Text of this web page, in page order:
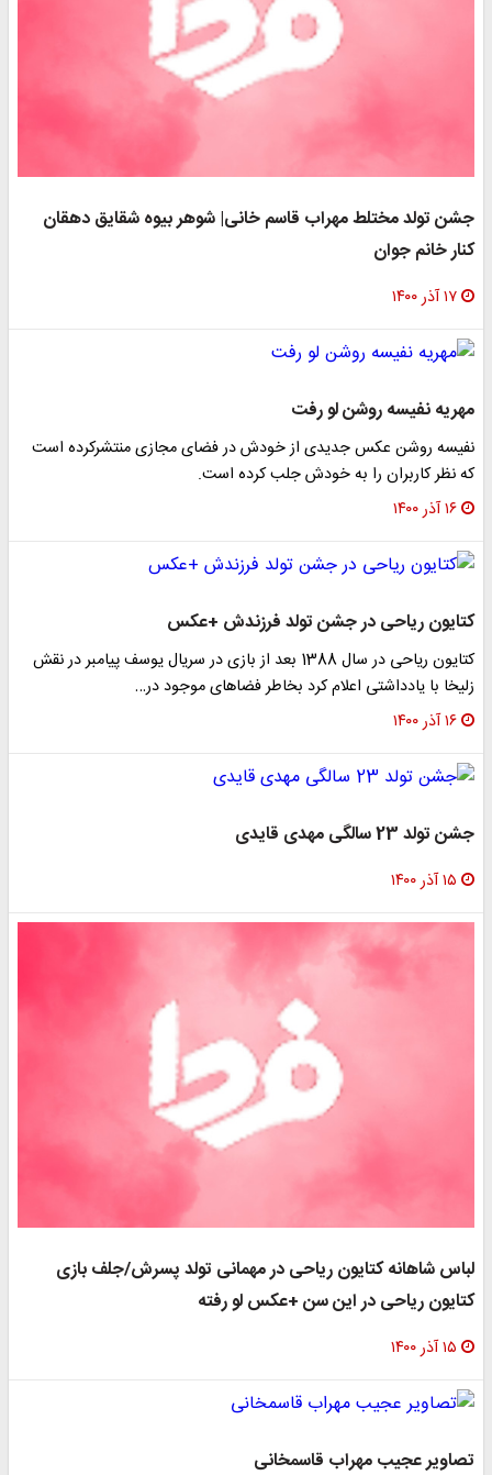
جشن تولد مختلط مهراب قاسم خانی| شوهر بیوه شقایق دهقان
کنار خانم جوان
۱۷ آذر ۱۴۰۰
مهریه نفیسه روشن لو رفت
نفیسه روشن عکس جدیدی از خودش در فضای مجازی منتشرکرده است
که نظر کاربران را به خودش جلب کرده است.
۱۶ آذر ۱۴۰۰
کتایون ریاحی در جشن تولد فرزندش +عکس
کتایون ریاحی در سال 1388 بعد از بازی در سریال یوسف پیامبر در نقش
زلیخا با یادداشتی اعلام کرد بخاطر فضاهای موجود در…
۱۶ آذر ۱۴۰۰
جشن تولد 23 سالگی مهدی قایدی
۱۵ آذر ۱۴۰۰
لباس شاهانه کتایون ریاحی در مهمانی تولد پسرش/جلف بازی
کتایون ریاحی در این سن +عکس لو رفته
۱۵ آذر ۱۴۰۰
تصاویر عجیب مهراب قاسمخانی